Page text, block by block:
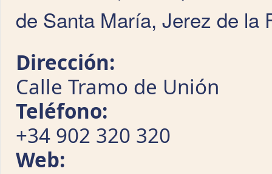
de Santa María, Jerez de la
Dirección:
Calle Tramo de Unión
Teléfono:
+34 902 320 320
Web: